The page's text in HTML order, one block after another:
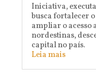
Iniciativa,
busca fortalecer
ampliar o acesso
nordestinas,
capital no país.
Leia mais